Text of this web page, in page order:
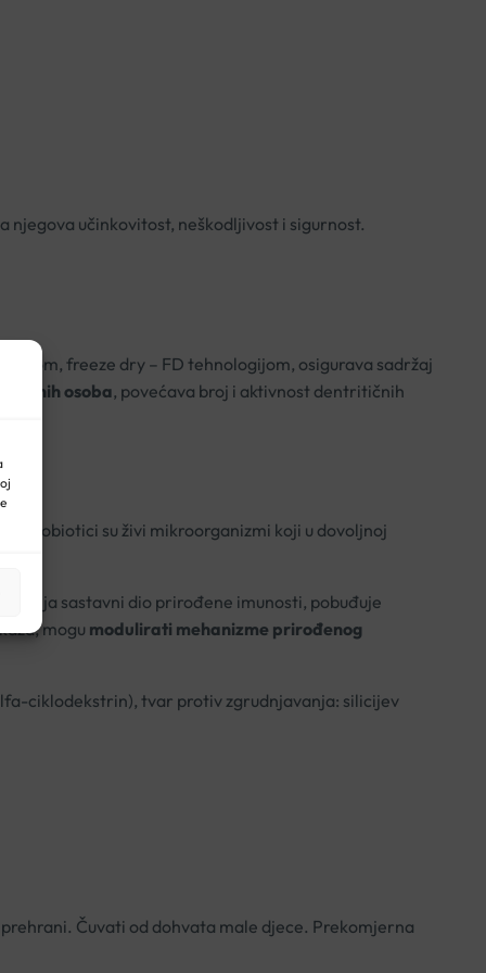
njegova učinkovitost, neškodljivost i sigurnost.
freeze dry – FD tehnologijom, osigurava sadržaj
osoba, povećava broj i aktivnost dentritičnih
. Probiotici su živi mikroorganizmi koji u dovoljnoj
sastavni dio prirođene imunosti, pobuđuje
mogu modulirati mehanizme prirođenog
ciklodekstrin), tvar protiv zgrudnjavanja: silicijev
Čuvati od dohvata male djece. Prekomjerna